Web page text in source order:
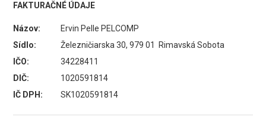
FAKTURAČNÉ ÚDAJE
Názov:
Ervin Pelle PELCOMP
Sídlo:
Železničiarska 30, 979 01 Rimavská Sobota
IČO:
34228411
DIČ:
1020591814
IČ DPH:
SK1020591814